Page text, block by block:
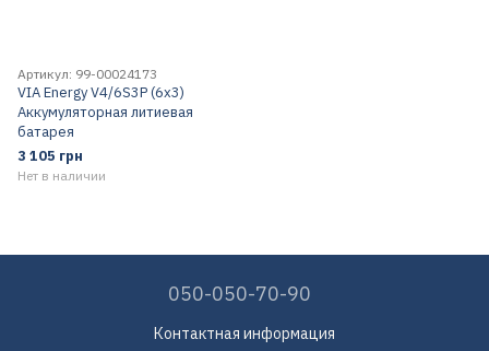
Артикул: 99-00024173
VIA Energy V4/6S3P (6x3)
Аккумуляторная литиевая
батарея
3 105 грн
Нет в наличии
050-050-70-90
Контактная информация